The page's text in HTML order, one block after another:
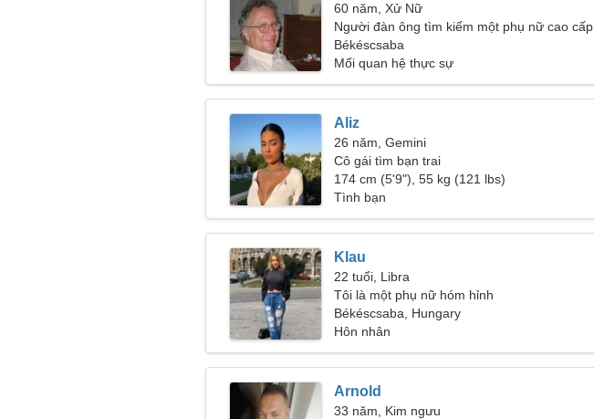
60 năm, Xử Nữ
Người đàn ông tìm kiếm một phụ nữ cao cấp
Békéscsaba
Mối quan hệ thực sự
Aliz
26 năm, Gemini
Cô gái tìm bạn trai
174 cm (5'9"), 55 kg (121 lbs)
Tình bạn
Klau
22 tuổi, Libra
Tôi là một phụ nữ hóm hỉnh
Békéscsaba, Hungary
Hôn nhân
Arnold
33 năm, Kim ngưu